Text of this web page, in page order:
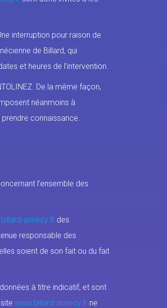
interruption pour raison de
de Billard, qui
et heures de l’intervention.
De la même façon,
néanmoins à
prendre connaissance.
l’ensemble des
annecy.frdes
responsable des
soient de son fait ou du fait
à titre indicatif, et sont
www.billard-annecy.frne